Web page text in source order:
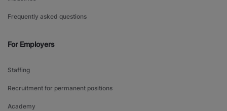
Frequently asked questions
For Employers
Staffing
Recruitment for permanent positions
Academy